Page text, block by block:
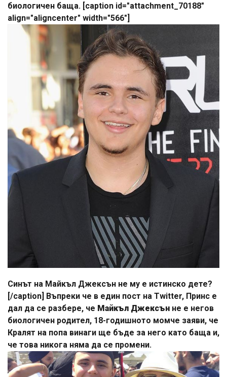
биологичен баща. [caption id="attachment_70188"
align="aligncenter" width="566"]
Синът на Майкъл Джексън не му е истинско дете?
[/caption] Въпреки че в един пост на Twitter, Принс е
дал да се разбере, че Майкъл Джексън не е негов
биологичен родител, 18-годишното момче заяви, че
Кралят на попа винаги ще бъде за него като баща и,
че това никога няма да се промени.